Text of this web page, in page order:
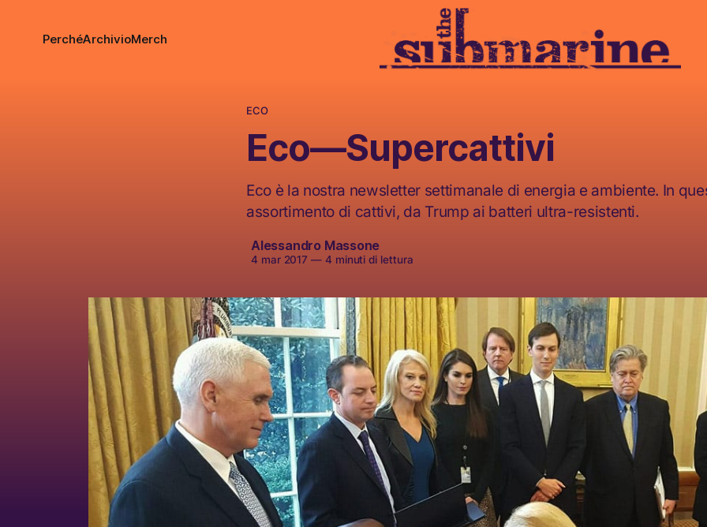
PerchéArchivioMerch
ECO
Eco—Supercattivi
Eco è la nostra newsletter settimanale di energia e ambiente. In
assortimento di cattivi, da Trump ai batteri ultra-resistenti.
Alessandro Massone
4 mar 2017 — 4 minuti di lettura